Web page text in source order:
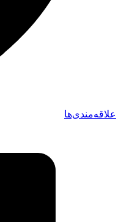
علاقه‌مندی‌ها